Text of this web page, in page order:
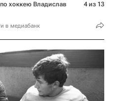
хоккею Владислав
в медиабанк
4 из 13